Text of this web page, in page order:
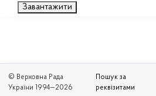
Завантажити
© Верховна Рада
України 1994—2026
Пошук за
реквізитами